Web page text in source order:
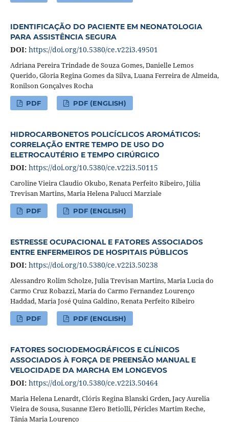
IDENTIFICAÇÃO DO PACIENTE EM NEONATOLOGIA
PARA ASSISTÊNCIA SEGURA
DOI: https://doi.org/10.5380/ce.v22i3.49501
Adriana Pereira Trindade de Souza Gomes, Danielle Lemos
Querido, Gloria Regina Gomes da Silva, Luana Ferreira de Almeida,
Ronilson Gonçalves Rocha
PDF PDF (ENGLISH)
HIDROCARBONETOS POLICÍCLICOS AROMÁTICOS:
CORRELAÇÃO ENTRE TEMPO DE USO DO
ELETROCAUTÉRIO E TEMPO CIRÚRGICO
DOI: https://doi.org/10.5380/ce.v22i3.50115
Caroline Vieira Claudio Okubo, Renata Perfeito Ribeiro, Júlia
Trevisan Martins, Maria Helena Palucci Marziale
PDF PDF (ENGLISH)
ESTRESSE OCUPACIONAL E FATORES ASSOCIADOS
ENTRE ENFERMEIROS DE HOSPITAIS PÚBLICOS
DOI: https://doi.org/10.5380/ce.v22i3.50238
Alessandro Rolim Scholze, Julia Trevisan Martins, Maria Lucia do
Carmo Cruz Robazzi, Maria do Carmo Fernandez Lourenço
Haddad, Maria José Quina Galdino, Renata Perfeito Ribeiro
PDF PDF (ENGLISH)
FATORES SOCIODEMOGRÁFICOS E CLÍNICOS
ASSOCIADOS À FORÇA DE PREENSÃO MANUAL E
VELOCIDADE DA MARCHA EM LONGEVOS
DOI: https://doi.org/10.5380/ce.v22i3.50464
Maria Helena Lenardt, Clóris Regina Blanski Grden, Jacy Aurelia
Vieira de Sousa, Susanne Elero Betiolli, Péricles Martim Reche,
Tânia Maria Lourenço